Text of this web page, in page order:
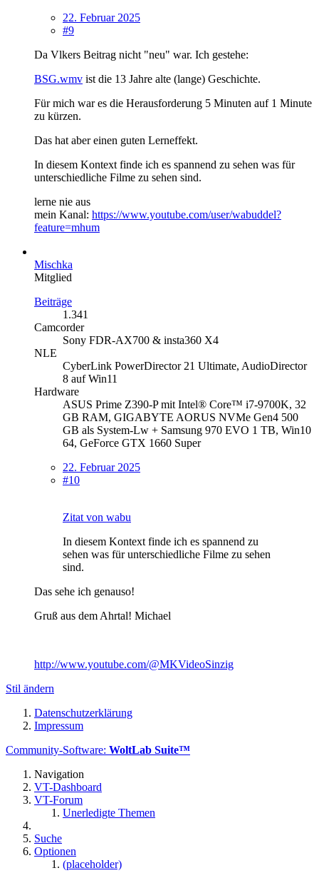
22. Februar 2025
#9
Da Vlkers Beitrag nicht "neu" war. Ich gestehe:
BSG.wmv ist die 13 Jahre alte (lange) Geschichte.
Für mich war es die Herausforderung 5 Minuten auf 1 Minute
zu kürzen.
Das hat aber einen guten Lerneffekt.
In diesem Kontext finde ich es spannend zu sehen was für
unterschiedliche Filme zu sehen sind.
lerne nie aus
mein Kanal: https://www.youtube.com/user/wabuddel?
feature=mhum
Mischka
Mitglied
Beiträge
1.341
Camcorder
Sony FDR-AX700 & insta360 X4
NLE
CyberLink PowerDirector 21 Ultimate, AudioDirector
8 auf Win11
Hardware
ASUS Prime Z390-P mit Intel® Core™ i7-9700K, 32
GB RAM, GIGABYTE AORUS NVMe Gen4 500
GB als System-Lw + Samsung 970 EVO 1 TB, Win10
64, GeForce GTX 1660 Super
22. Februar 2025
#10
Zitat von wabu
In diesem Kontext finde ich es spannend zu
sehen was für unterschiedliche Filme zu sehen
sind.
Das sehe ich genauso!
Gruß aus dem Ahrtal! Michael
http://www.youtube.com/@MKVideoSinzig
Stil ändern
Datenschutzerklärung
Impressum
Community-Software: WoltLab Suite™
Navigation
VT-Dashboard
VT-Forum
Unerledigte Themen
Suche
Optionen
(placeholder)